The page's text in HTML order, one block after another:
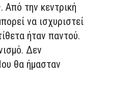
Από την κεντρική
να ισχυριστεί
ήταν παντού.
Δεν
θα ήμασταν